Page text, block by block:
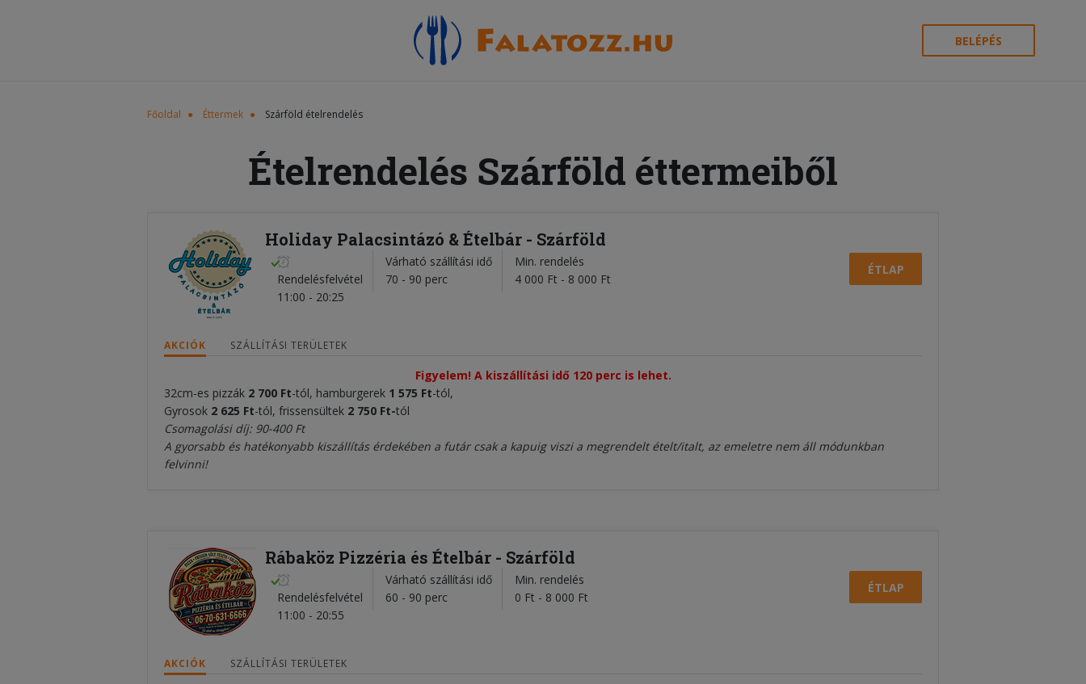
BELÉPÉS
Főoldal Éttermek Szárföld ételrendelés
Ételrendelés Szárföld éttermeiből
Holiday Palacsintázó & Ételbár - Szárföld
Rendelésfelvétel
11:00 - 20:25
Várható szállítási idő
70 - 90 perc
Min. rendelés
4 000 Ft - 8 000 Ft
ÉTLAP
AKCIÓK SZÁLLÍTÁSI TERÜLETEK
Figyelem! A kiszállítási idő 120 perc is lehet.
32cm-es pizzák 2 700 Ft-tól, hamburgerek 1 575 Ft-tól,
Gyrosok 2 625 Ft-tól, frissensültek 2 750 Ft-tól
Csomagolási díj: 90-400 Ft
A gyorsabb és hatékonyabb kiszállítás érdekében a futár csak a kapuig viszi a megrendelt ételt/italt, az emeletre nem áll módunkban
felvinni!
Rábaköz Pizzéria és Ételbár - Szárföld
Rendelésfelvétel
11:00 - 20:55
Várható szállítási idő
60 - 90 perc
Min. rendelés
0 Ft - 8 000 Ft
ÉTLAP
AKCIÓK SZÁLLÍTÁSI TERÜLETEK